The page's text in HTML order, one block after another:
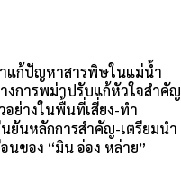
แก้ปัญหาสารพิษในแม่น้ำ
งการพม่าปรับแก้หัวใจสำคัญ
อย่างในพื้นที่เสี่ยง-ทำ
ยันหลักการสำคัญ-เตรียมนำ
นของ “มิน อ่อง หล่าย”